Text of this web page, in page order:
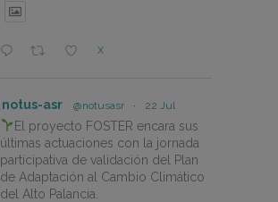
X
notus-asr @notusasr · 22 Jul
El proyecto FOSTER encara sus
últimas actuaciones con la jornada
participativa de validación del Plan
de Adaptación al Cambio Climático
del Alto Palancia.